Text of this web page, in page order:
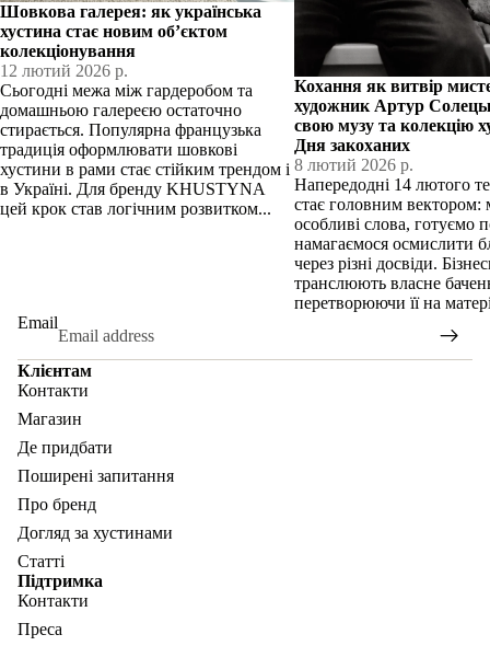
Шовкова галерея: як українська
хустина стає новим об’єктом
колекціонування
12 лютий 2026 р.
Сьогодні межа між гардеробом та
домашньою галереєю остаточно
стирається. Популярна французька
традиція оформлювати шовкові
хустини в рами стає стійким трендом і
в Україні. Для бренду KHUSTYNA
цей крок став логічним розвитком...
Кохання як витвір
художник Артур
свою музу та колекцію
Дня закоханих
8 лютий 2026 р.
Напередодні 14 лютого
стає головним
особливі слова, готуємо
намагаємося осмислити
через різні досвіди.
транслюють власне
перетворюючи її на
Email
Клієнтам
Контакти
Магазин
Де придбати
Поширені запитання
Про бренд
Догляд за хустинами
Статті
Підтримка
Контакти
Преса